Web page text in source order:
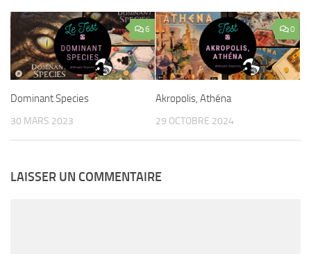
6
Dominant Species
30 MARS 2023
0
Akropolis, Athéna
29 OCTOBRE 2024
LAISSER UN COMMENTAIRE